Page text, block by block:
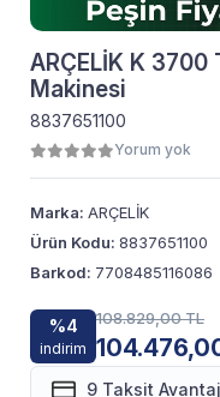
ARÇELİK K
Makinesi
8837651100
Yorum yok
Marka: ARÇELİK
Ürün Kodu: 8837651100
Barkod: 7708485116086
%4
indirim
108.829,00 TL
9 Taksit